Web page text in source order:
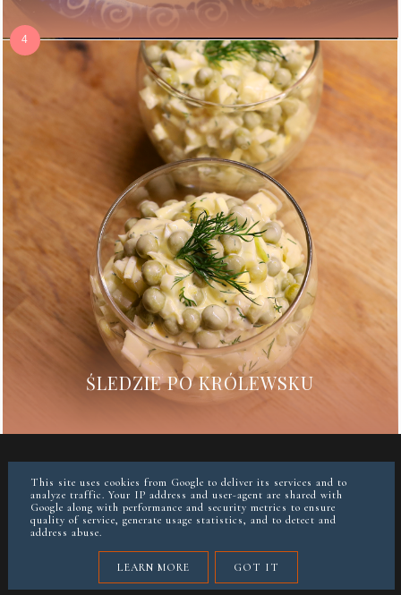
ŚLEDZIE PO KRÓLEWSKU
WSPÓŁPRACA O MNIE FACEBOOK INSTAGRAM
instagram @paulina_gruszecka
COPYRIGHT ©
JAZZOWE SMAKI
BLOG DESIGN:
KAROGRAFIA.PL
This site uses cookies from Google to deliver its services and to
analyze traffic. Your IP address and user-agent are shared with
Google along with performance and security metrics to ensure
quality of service, generate usage statistics, and to detect and
address abuse.
LEARN MORE GOT IT